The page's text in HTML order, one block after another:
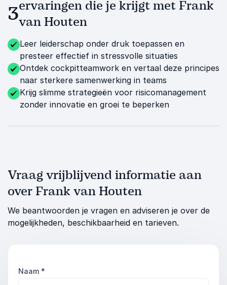
3ervaringen die je krijgt met Frank
van Houten
Leer leiderschap onder druk toepassen en
presteer effectief in stressvolle situaties
Ontdek cockpitteamwork en vertaal deze principes
naar sterkere samenwerking in teams
Krijg slimme strategieën voor risicomanagement
zonder innovatie en groei te beperken
Vraag vrijblijvend informatie aan
over Frank van Houten
We beantwoorden je vragen en adviseren je over de
mogelijkheden, beschikbaarheid en tarieven.
Naam *